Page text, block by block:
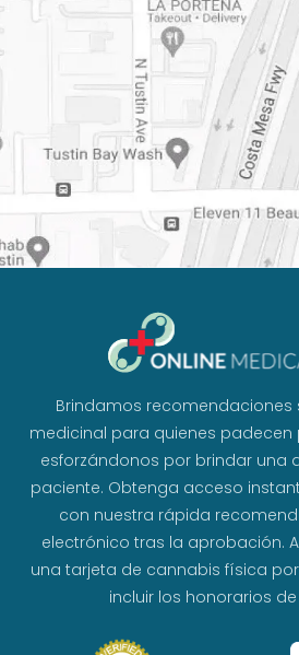
Brindamos recomendaciones
medicinal para quienes padecen
esforzándonos por brindar una
paciente. Obtenga acceso
con nuestra rápida
electrónico tras la aprobación.
una tarjeta de cannabis física
incluir los honorarios